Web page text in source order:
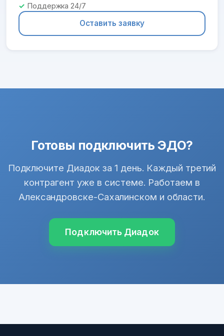
Поддержка 24/7
Оставить заявку
Готовы подключить ЭДО?
Подключите Диадок за 1 день. Каждый третий
контрагент уже в системе. Работаем в
Александровске-Сахалинском и области.
Подключить Диадок